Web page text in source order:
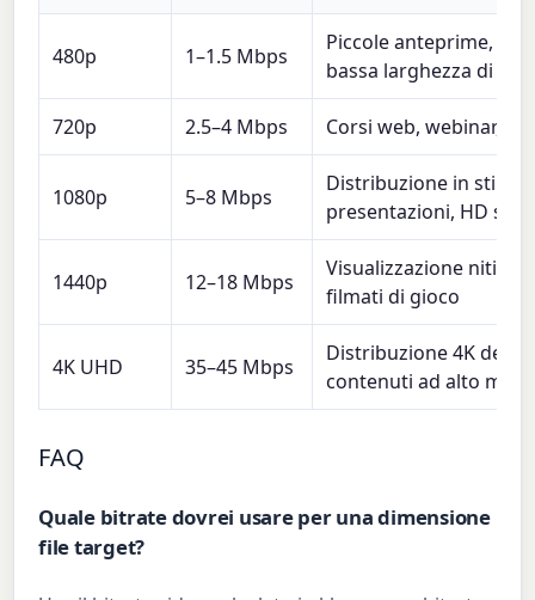
480p 1–1.5 Mbps
Piccole anteprime,
bassa larghezza di
720p 2.5–4 Mbps Corsi web, webinar,
1080p 5–8 Mbps
Distribuzione in stile
presentazioni, HD
1440p 12–18 Mbps
Visualizzazione nitida
filmati di gioco
4K UHD 35–45 Mbps
Distribuzione 4K
contenuti ad alto
FAQ
Quale bitrate dovrei usare per una dimensione
file target?